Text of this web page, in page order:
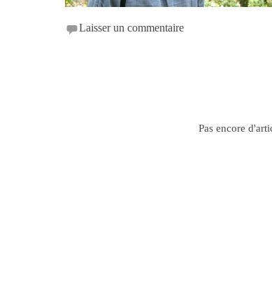
Laisser un commentaire
Pas encore